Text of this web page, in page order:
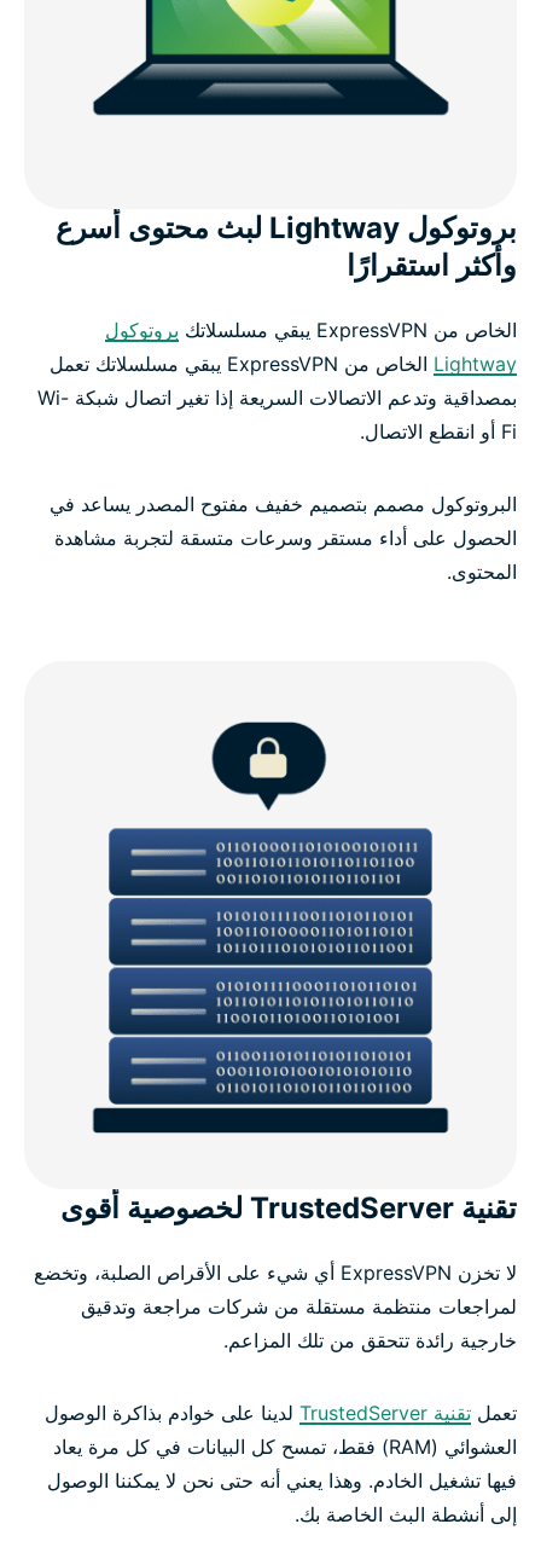
بروتوكول Lightway لبث محتوى أسرع
وأكثر استقرارًا
الخاص من ExpressVPN يبقي مسلسلاتك
بروتوكول
Lightway
الخاص من ExpressVPN يبقي مسلسلاتك تعمل
بمصداقية وتدعم الاتصالات السريعة إذا تغير اتصال شبكة Wi-
Fi أو انقطع الاتصال.
البروتوكول مصمم بتصميم خفيف مفتوح المصدر يساعد في
الحصول على أداء مستقر وسرعات متسقة لتجربة مشاهدة
المحتوى.
تقنية TrustedServer لخصوصية أقوى
لا تخزن ExpressVPN أي شيء على الأقراص الصلبة، وتخضع
لمراجعات منتظمة مستقلة من شركات مراجعة وتدقيق
خارجية رائدة تتحقق من تلك المزاعم.
تعمل تقنية TrustedServer
لدينا على خوادم بذاكرة الوصول
العشوائي (RAM) فقط، تمسح كل البيانات في كل مرة يعاد
فيها تشغيل الخادم. وهذا يعني أنه حتى نحن لا يمكننا الوصول
إلى أنشطة البث الخاصة بك.